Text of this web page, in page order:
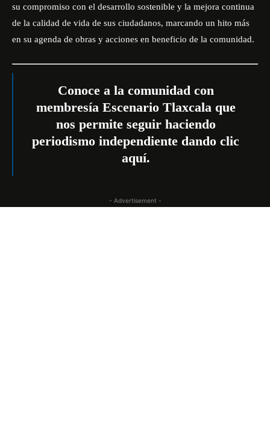
su compromiso con el desarrollo sostenible y la mejora continua
de la calidad de vida de sus ciudadanos, marcando un hito más
en su agenda de obras y acciones en beneficio de la comunidad.
Conoce a la comunidad con
membresía Escenario Tlaxcala que
nos permite seguir haciendo
periodismo independiente dando clic
aquí.
- Advertisement -